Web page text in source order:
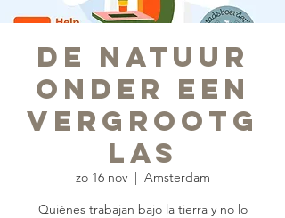
De natuur
onder een
vergrootg
las
zo 16 nov
  |
Amsterdam
Quiénes trabajan bajo la tierra y no lo